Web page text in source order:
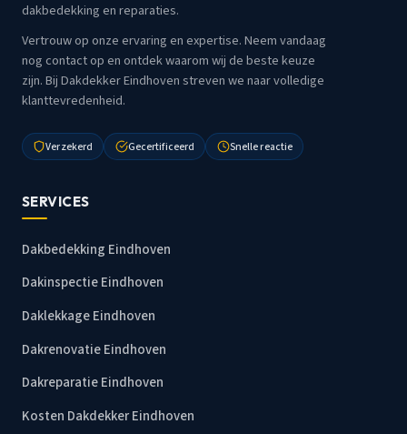
dakbedekking en reparaties.
Vertrouw op onze ervaring en expertise. Neem vandaag
nog contact op en ontdek waarom wij de beste keuze
zijn. Bij Dakdekker Eindhoven streven we naar volledige
klanttevredenheid.
Verzekerd Gecertificeerd Snelle reactie
SERVICES
Dakbedekking Eindhoven
Dakinspectie Eindhoven
Daklekkage Eindhoven
Dakrenovatie Eindhoven
Dakreparatie Eindhoven
Kosten Dakdekker Eindhoven